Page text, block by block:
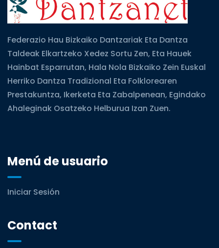
Federazio Hau Bizkaiko Dantzariak Eta Dantza
Taldeak Elkartzeko Xedez Sortu Zen, Eta Hauek
Hainbat Esparrutan, Hala Nola Bizkaiko Zein Euskal
Herriko Dantza Tradizional Eta Folklorearen
Prestakuntza, Ikerketa Eta Zabalpenean, Egindako
Ahaleginak Osatzeko Helburua Izan Zuen.
Menú de usuario
Iniciar Sesión
Contact